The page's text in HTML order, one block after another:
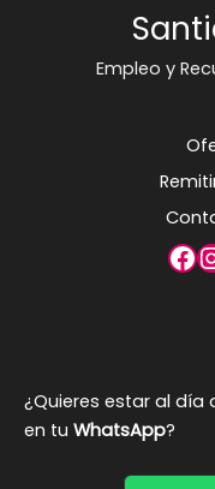
Empleo y
¿Quieres estar al
en tu WhatsApp?